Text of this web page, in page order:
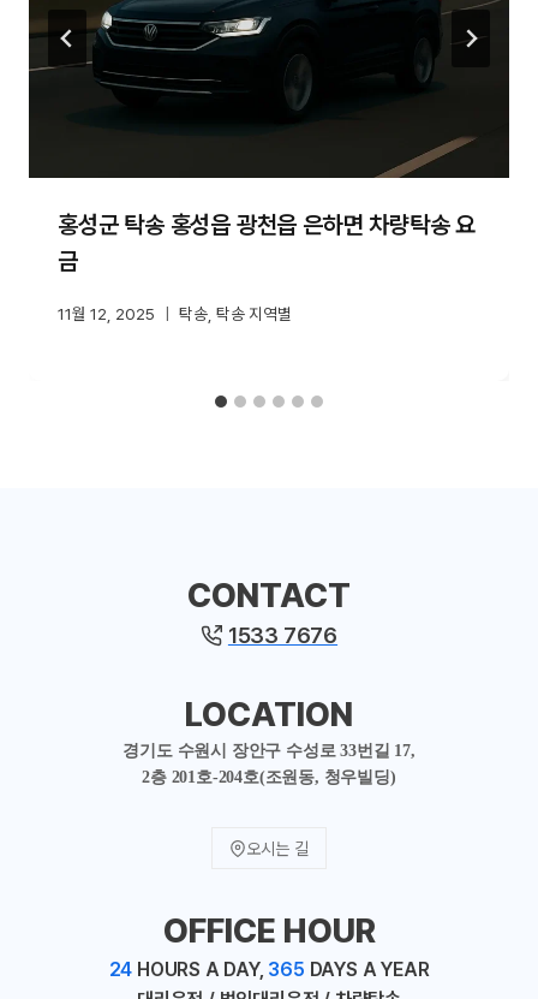
홍성군 탁송 홍성읍 광천읍 은하면 차량탁송 요
금
11월 12, 2025 탁송 탁송 지역별
CONTACT
1533 7676
LOCATION
경기도 수원시 장안구 수성로 33번길 17,
2층 201호-204호(조원동, 청우빌딩)
오시는 길
OFFICE HOUR
24 HOURS A DAY, 365 DAYS A YEAR